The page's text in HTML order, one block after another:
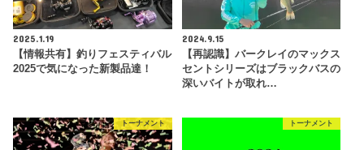
2025.1.19
【情報共有】釣りフェスティバル
2025で気になった新製品達！
2024.9.15
【再認識】バークレイのマックス
セントシリーズはブラックバスの
深いバイトが取れ…
トーナメント トーナメント